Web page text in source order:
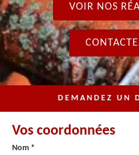
VOIR NOS
DEMANDEZ UN
Vos coordonnées
Nom *